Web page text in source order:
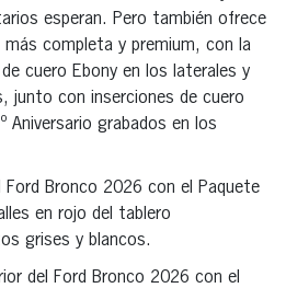
esperan. Pero también ofrece
más completa y premium, con la
cuero Ebony en los laterales y
junto con inserciones de cuero
Aniversario grabados en los
Bronco 2026 con el Paquete
en rojo del tablero
grises y blancos.
del Ford Bronco 2026 con el